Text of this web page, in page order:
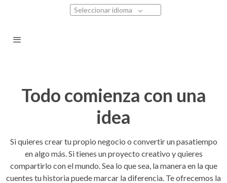
Seleccionar idioma
Todo comienza con una
idea
Si quieres crear tu propio negocio o convertir un pasatiempo
en algo más. Si tienes un proyecto creativo y quieres
compartirlo con el mundo. Sea lo que sea, la manera en la que
cuentes tu historia puede marcar la diferencia. Te ofrecemos la